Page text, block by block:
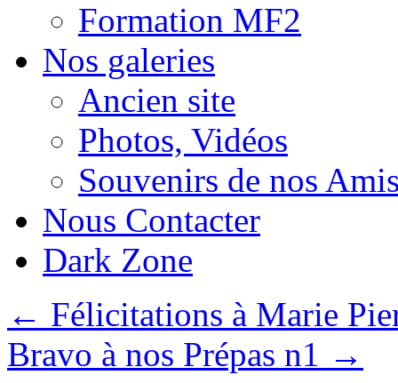
Formation MF2
Nos galeries
Ancien site
Photos, Vidéos
Souvenirs de nos
Nous Contacter
Dark Zone
← Félicitations à Marie
Bravo à nos Prépas n1 →